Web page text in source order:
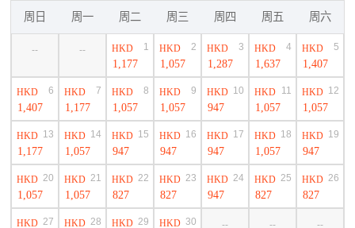
周日 周一 周二 周三 周四 周五 周六
-- -- HKD
1,177
1 HKD
1,057
2 HKD
1,287
3 HKD
1,637
4 HKD
1,407
5
HKD
1,407
6 HKD
1,177
7 HKD
1,057
8 HKD
1,057
9 HKD
947
10 HKD
1,057
11 HKD
1,057
12
HKD
1,177
13 HKD
1,057
14 HKD
947
15 HKD
947
16 HKD
947
17 HKD
1,057
18 HKD
947
19
HKD
1,057
20 HKD
1,057
21 HKD
827
22 HKD
827
23 HKD
947
24 HKD
827
25 HKD
827
26
HKD 27 HKD 28 HKD 29 HKD 30 -- -- --